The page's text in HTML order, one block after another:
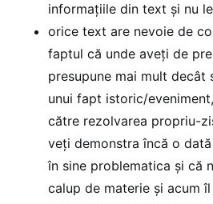
informațiile din text și nu
orice text are nevoie de
faptul că unde aveți de
presupune mai mult decât
unui fapt istoric/
către rezolvarea propriu-
veți demonstra încă o
în sine problematica și că
calup de materie și acum